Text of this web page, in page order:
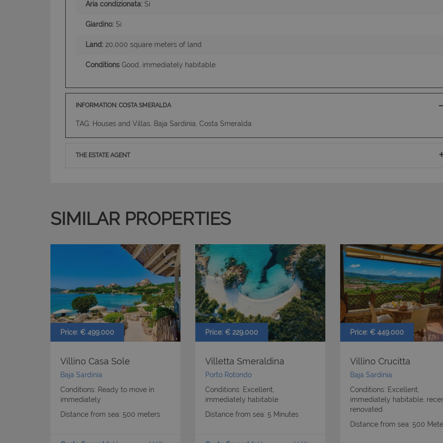
Aria condizionata: Si
Giardino: Si
Land: 20,000 square meters of land
Conditions Good, immediately habitable
INFORMATION: COSTA SMERALDA
TAG: Houses and Villas, Baja Sardinia, Costa Smeralda
THE ESTATE AGENT
SIMILAR PROPERTIES
Price: € 499.000
Villino Casa Sole
Baja Sardinia
Conditions: Ready to move in
immediately
Distance from sea: 500 meters
Price: € 229.000
Villetta Smeraldina
Porto Rotondo
Conditions: Excellent,
immediately habitable
Distance from sea: 5 Minutes
Price: € 449.000
Villino Crucitta
Baja Sardinia
Conditions: Excellent,
immediately habitable,
renovated
Distance from sea: 500